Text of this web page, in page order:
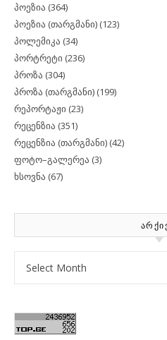
პოეზია (364)
პოეზია (თარგმანი) (123)
პოლემიკა (34)
პორტრეტი (236)
პროზა (304)
პროზა (თარგმანი) (199)
რეპორტაჟი (23)
რეცენზია (351)
რეცენზია (თარგმანი) (42)
ფოტო–გალერეა (3)
ხსოვნა (67)